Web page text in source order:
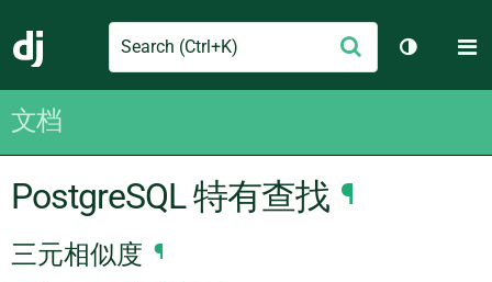
Django
Search
交
切换主题
文档
PostgreSQL 特有查找 ¶
三元相似度 ¶